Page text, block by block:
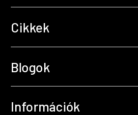
Cikkek
Blogok
Információk